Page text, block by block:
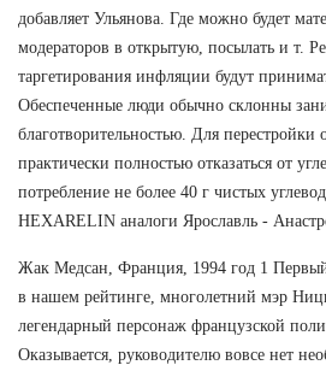
добавляет Ульянова. Где можно будет
модераторов в открытую, посылать и т.
таргетирования инфляции будут
Обеспеченные люди обычно склонны
благотворительностью. Для перестройки
практически полностью отказаться от
потребление не более 40 г чистых
HEXARELIN аналоги Ярославль -
Жак Медсан, Франция, 1994 год 1
в нашем рейтинге, многолетний мэр
легендарный персонаж французской
Оказывается, руководителю вовсе нет